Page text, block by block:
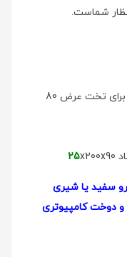
شماست.
1 عدد لحاف با ابعاد 150×220 (مناسب برای تخت عرض 80
25x200x90
سفید یا شیری
با الیاف 300 گرمی و دوخت کامپیوتری